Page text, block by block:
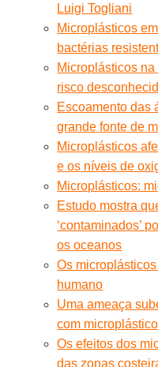
Luigi Togliani
Microplásticos
bactérias
Microplásticos
risco
Escoamento das
grande fonte de
Microplásticos
e os níveis de
Microplásticos:
Estudo mostra
‘contaminados’
os oceanos
Os
humano
Uma ameaça
com
Os efeitos dos
das zonas